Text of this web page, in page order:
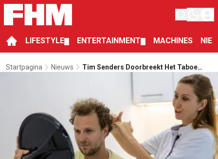
LIFESTYLE ENTERTAINMENT MACHINES
Startpagina Nieuws
Tim Senders Doorbreekt Het Taboe
Rond Kaal Worden Met 'Kopzorgen'